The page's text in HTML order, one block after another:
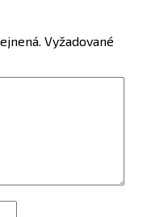
Vyžadované